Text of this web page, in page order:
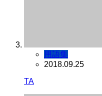
用語集
2018.09.25
TA